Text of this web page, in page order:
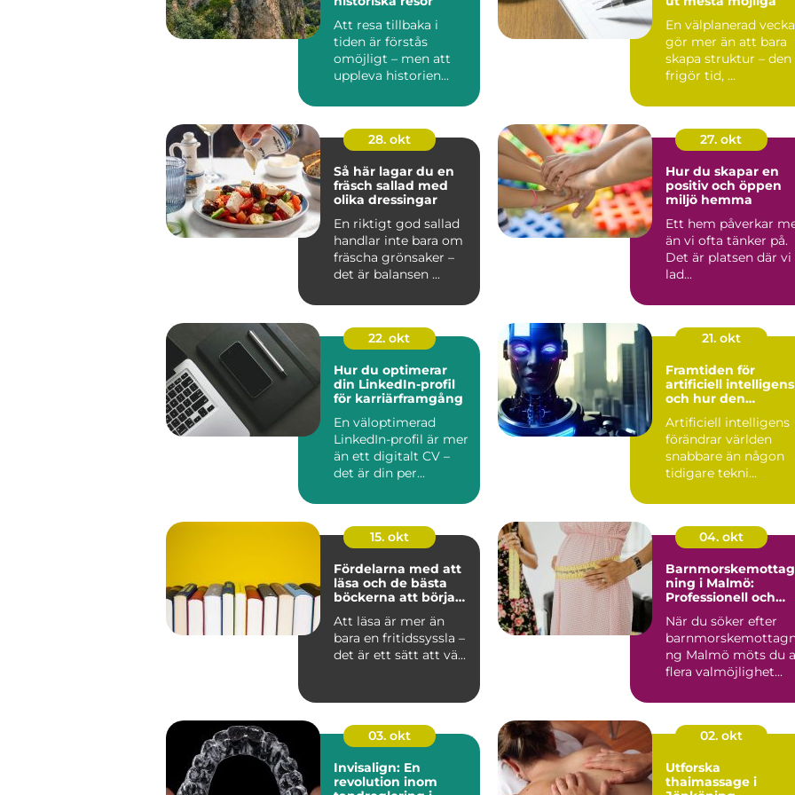
Att resa tillbaka i
tiden är förstås
omöjligt – men att
uppleva historien...
En välplanerad vecka
gör mer än att bara
skapa struktur – den
frigör tid, ...
28. okt
Så här lagar du en
fräsch sallad med
olika dressingar
En riktigt god sallad
handlar inte bara om
fräscha grönsaker –
det är balansen ...
27. okt
Hur du skapar en
positiv och öppen
miljö hemma
Ett hem påverkar
än vi ofta tänker på.
Det är platsen där vi
lad...
22. okt
Hur du optimerar
din LinkedIn-profil
för karriärframgång
En väloptimerad
LinkedIn-profil är mer
än ett digitalt CV –
det är din per...
21. okt
Framtiden för
artificiell intelligens
och hur den
Artificiell intelligens
förändrar världen
snabbare än någon
tidigare tekni...
15. okt
Fördelarna med att
läsa och de bästa
böckerna att börja
Att läsa är mer än
bara en fritidssyssla –
det är ett sätt att vä...
04. okt
Barnmorskemottag
ning i Malmö:
Professionell och
När du söker efter
ng Malmö möts du
flera valmöjlighet...
03. okt
Invisalign: En
revolution inom
02. okt
Utforska
thaimassage i